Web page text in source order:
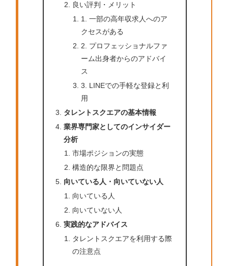
良い評判・メリット
1. 一部の高年収求人へのア
クセスがある
2. プロフェッショナルファ
ーム出身者からのアドバイ
ス
3. LINEでの手軽な登録と利
用
タレントスクエアの基本情報
業界専門家としてのインサイダー
分析
市場ポジションの実態
構造的な限界と問題点
向いている人・向いていない人
向いている人
向いていない人
実践的なアドバイス
タレントスクエアを利用する際
の注意点